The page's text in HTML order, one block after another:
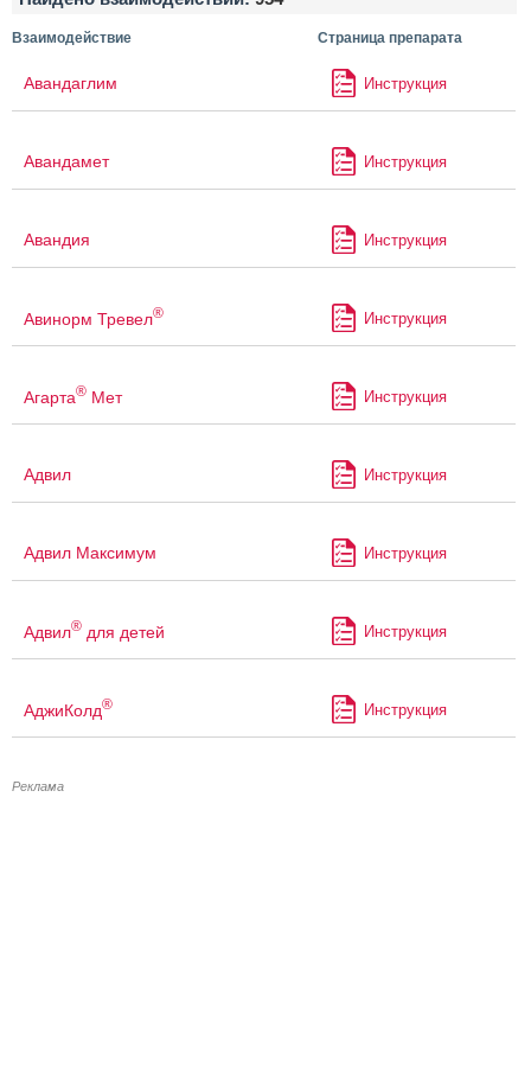
Взаимодействие Страница препарата
Авандаглим Инструкция
Авандамет Инструкция
Авандия Инструкция
Авинорм Тревел® Инструкция
Агарта® Мет Инструкция
Адвил Инструкция
Адвил Максимум Инструкция
Адвил® для детей Инструкция
АджиКолд® Инструкция
Реклама